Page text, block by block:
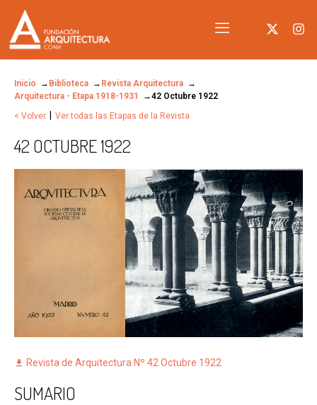
Inicio Biblioteca
Revista Arquitectura
Arquitectura - Etapa 1918-1931
42 Octubre 1922
< Volver | Ver todas las Etapas de la Revista
42 OCTUBRE 1922
Revista de Arquitectura Nº 42 Octubre 1922
SUMARIO